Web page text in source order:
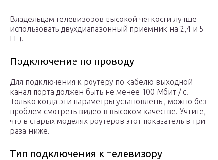
Владельцам телевизоров высокой четкости лучше
использовать двухдиапазонный приемник на 2,4 и 5
ГГц.
Подключение по проводу
Для подключения к роутеру по кабелю выходной
канал порта должен быть не менее 100 Мбит / с.
Только когда эти параметры установлены, можно без
проблем смотреть видео в высоком качестве. Учтите,
что в старых моделях роутеров этот показатель в три
раза ниже.
Тип подключения к телевизору